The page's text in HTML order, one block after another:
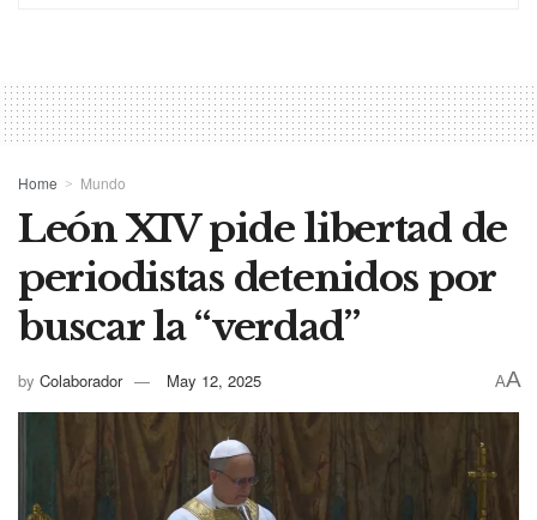
Home Mundo
León XIV pide libertad de
periodistas detenidos por
buscar la “verdad”
by Colaborador May 12, 2025 AA